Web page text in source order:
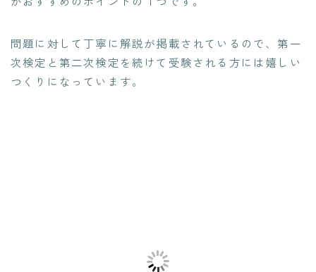
問題に対して丁寧に解説が掲載されているので、第一
次検定と第二次検定を続けて受験される方には嬉しい
つくりになっています。